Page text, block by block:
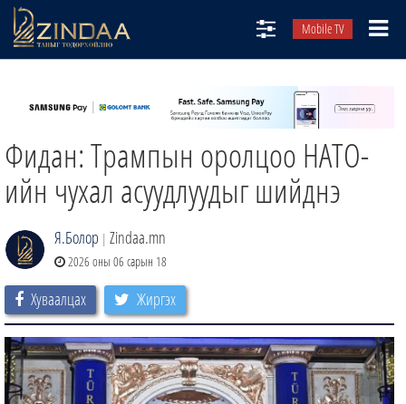
Mobile TV
ТВ8
ӨГЛӨӨНИЙ СОНИН
АУДИО ЗОХИОЛ
ЗИНДАА СЭТГҮҮЛ
Фидан: Трампын оролцоо НАТО-
ийн чухал асуудлуудыг шийднэ
Я.Болор | Zindaa.mn
2026 оны 06 сарын 18
Хуваалцах Жиргэх